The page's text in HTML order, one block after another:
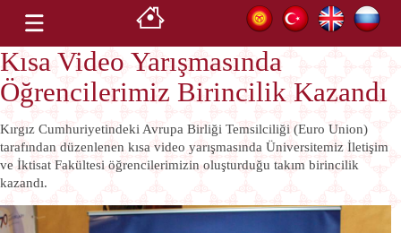
Kısa Video Yarışmasında
Öğrencilerimiz Birincilik Kazandı
Kırgız Cumhuriyetindeki Avrupa Birliği Temsilciliği (Euro Union)
tarafından düzenlenen kısa video yarışmasında Üniversitemiz İletişim
ve İktisat Fakültesi öğrencilerimizin oluşturduğu takım birincilik
kazandı.